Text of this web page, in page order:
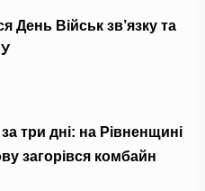
День Військ зв’язку та
три дні: на Рівненщині
загорівся комбайн